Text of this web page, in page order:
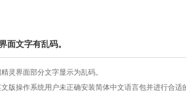
面文字有乱码。
灵界面部分文字显示为乱码。
版操作系统用户未正确安装简体中文语言包并进行合